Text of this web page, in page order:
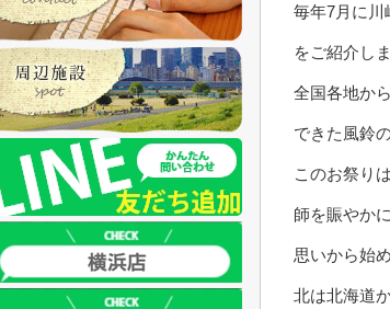
毎年7月に川
をご紹介しま
全国各地か
できた風鈴
このお祭り
師を賑やか
思いから始
北は北海道